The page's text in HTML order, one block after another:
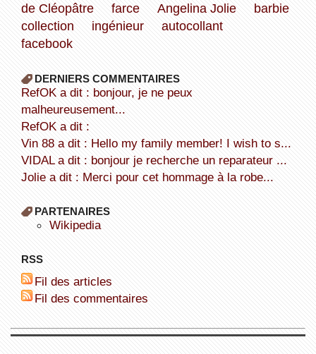
de Cléopâtre
farce Angelina Jolie
barbie
collection
ingénieur
autocollant
facebook
DERNIERS COMMENTAIRES
refOK a dit : bonjour, je ne peux
malheureusement...
refOK a dit :
Vin 88 a dit : Hello my family member! I wish to s...
VIDAL a dit : bonjour je recherche un reparateur ...
Jolie a dit : Merci pour cet hommage à la robe...
PARTENAIRES
wikipedia
RSS
Fil des articles
Fil des commentaires